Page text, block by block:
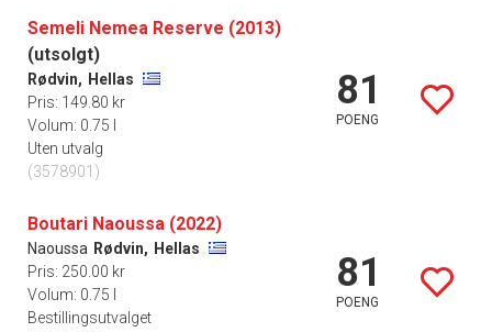
Semeli Nemea Reserve (2013)
(utsolgt)
Rødvin, Hellas
Pris: 149.80 kr
Volum: 0.75 l
Uten utvalg
(3578901)
81
POENG
Boutari Naoussa (2022)
Naoussa Rødvin, Hellas
Pris: 250.00 kr
Volum: 0.75 l
Bestillingsutvalget
81
POENG